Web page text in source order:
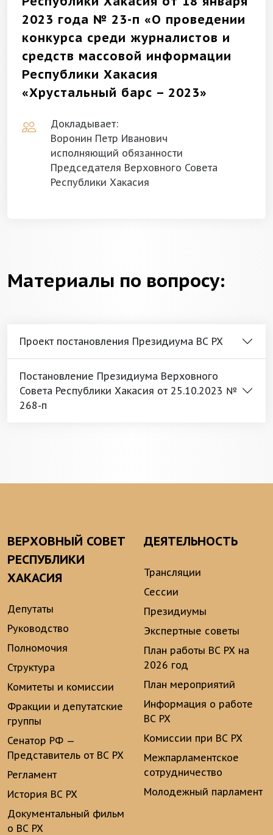
2023 года № 23-п «О проведении
конкурса среди журналистов и
средств массовой информации
Республики Хакасия
«Хрустальный барс – 2023»
Докладывает:
Воронин Петр Иванович
исполняющий обязанности
Председателя Верховного Совета
Республики Хакасия
Материалы по вопросу:
Проект постановления Президиума ВС РХ
Постановление Президиума Верховного
Совета Республики Хакасия от 25.10.2023 №
268-п
ВЕРХОВНЫЙ СОВЕТ
РЕСПУБЛИКИ
ХАКАСИЯ
Депутаты
Руководство
Полномочия
Структура
Комитеты и комиссии
Фракции и депутатские
группы
Сенатор РФ —
Представитель от ВС РХ
Регламент
История ВС РХ
Документальный фильм
о ВС РХ
ДЕЯТЕЛЬНОСТЬ
Трансляции
Сессии
Президиумы
Экспертные советы
План работы ВС РХ на
2026 год
План мероприятий
Информация о работе
ВС РХ
Комиссии при ВС РХ
Межпарламентское
сотрудничество
Молодежный парламент